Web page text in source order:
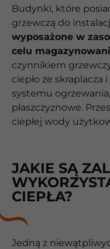
Budynki, które
grzewczą do
wyposażone w
celu
czynnikiem
ciepło ze skraplacza
systemu
płaszczyznowe.
ciepłej wody
JAKIE SĄ
CIEPŁA?
Jedną z